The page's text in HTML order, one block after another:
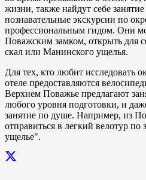
жизни, также найдут себе
познавательные экскурсии по
профессиональным гидом. Они
Поважским замком, открыть для
скал или Манинского ущелья.
Для тех, кто любит исследовать
отеле предоставляются
Верхнем Поважье предлагают
любого уровня подготовки, и
занятие по душе. Например, из
отправиться в легкий велотур
ущелье".